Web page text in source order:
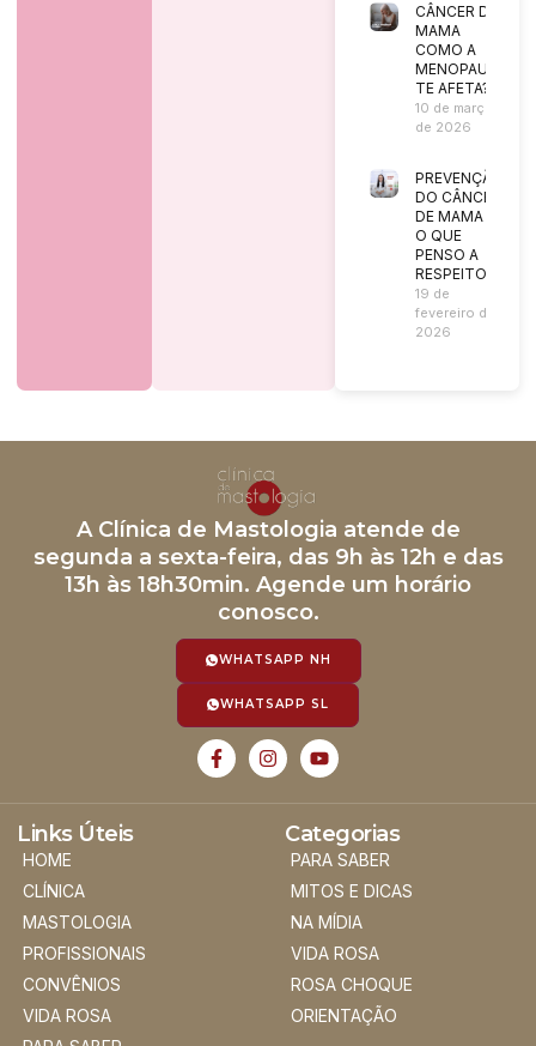
CÂNCER DE
MAMA
COMO A
MENOPAUSA
TE AFETA?
10 de março
de 2026
PREVENÇÃO
DO CÂNCER
DE MAMA |
O QUE
PENSO A
RESPEITO?
19 de
fevereiro de
2026
A Clínica de Mastologia atende de
segunda a sexta-feira, das 9h às 12h e das
13h às 18h30min. Agende um horário
conosco.
WHATSAPP NH
WHATSAPP SL
Links Úteis
HOME
CLÍNICA
MASTOLOGIA
PROFISSIONAIS
CONVÊNIOS
VIDA ROSA
Categorias
PARA SABER
MITOS E DICAS
NA MÍDIA
VIDA ROSA
ROSA CHOQUE
ORIENTAÇÃO